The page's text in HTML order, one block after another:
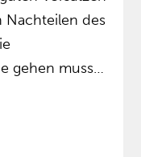
Nachteilen des
gehen muss…